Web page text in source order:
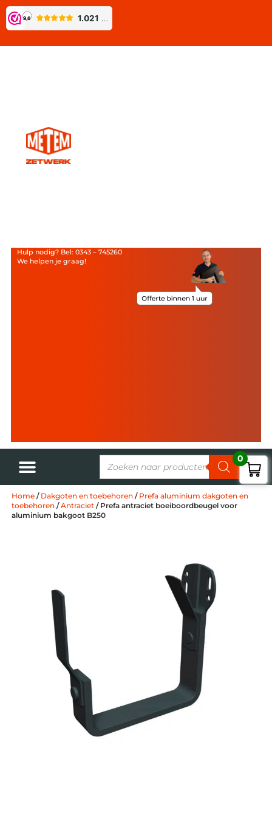
Hulp nodig? Bel: 0343 – 745260
We helpen je graag!
Home/ Dakgoten en toebehoren/ Prefa aluminium dakgoten en
toebehoren/Antraciet/ Prefa antraciet boeiboordbeugel voor
aluminium bakgoot B250
0